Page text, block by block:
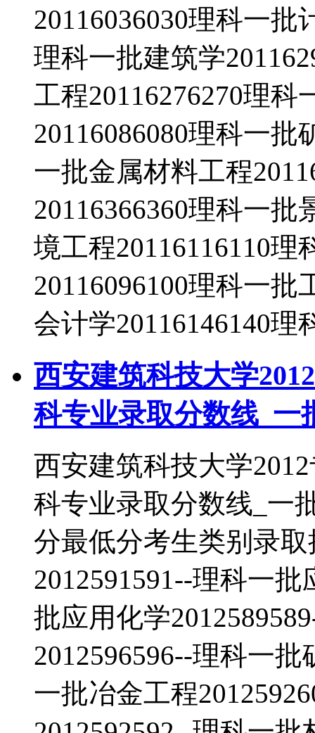
20116036030理科一批
理科一批建筑学
工程20116276270理
20116086080理科一批
一批金属材料工程
20116366360理科一批
境工程20116116110
20116096100理科一批
会计学20116146140理
西安建筑科技大学
科专业录取分数线_一
西安建筑科技大学
科专业录取分数线_一
分最低分考生类别录
2012591591--理科一
批应用化学
2012596596--理科一
一批冶金工程